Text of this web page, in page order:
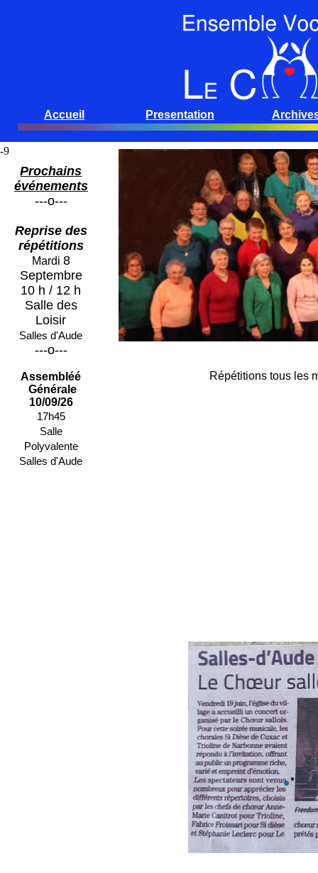
-9
Prochains
événements
---o---
Reprise des
répétitions
Mardi 8
Septembre
10 h / 12 h
Salle des
Loisir
Salles d'Aude
---o---
Assembléé
Générale
10/09/26
17h45
Salle
Polyvalente
Salles d'Aude
Répétitions tous les